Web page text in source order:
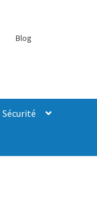
Blog
Sécurité